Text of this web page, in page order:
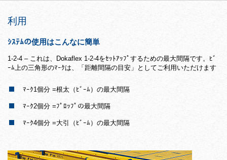
利用
ｼｽﾃﾑの使用はこんなに簡単
1-2-4 – これは、Dokaflex 1-2-4をｾｯﾄｱｯﾌﾟするための最大間隔です。ﾋﾞ
ｰﾑ上の三角形のﾏｰｸは、「距離間隔の目安」としてご利用いただけます
ﾏｰｸ1個分 =根太（ﾋﾞｰﾑ）の最大間隔
ﾏｰｸ2個分 =ﾌﾟﾛｯﾌﾟの最大間隔
ﾏｰｸ4個分 =大引（ﾋﾞｰﾑ）の最大間隔